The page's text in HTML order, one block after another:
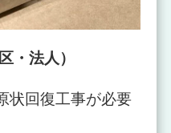
・法人）
状回復工事が必要